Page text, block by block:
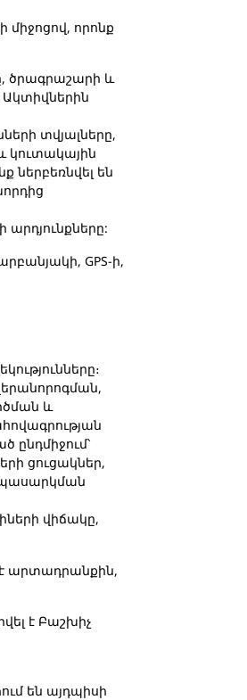
միջոցով, որոնք
ծրագրաշարի և
տվյալները,
կուտակային
ներբեռնվել են
GPS-ի,
և
ցուցակներ,
վիճակը,
արտադրանքին,
է Բաշխիչ
են այդպիսի